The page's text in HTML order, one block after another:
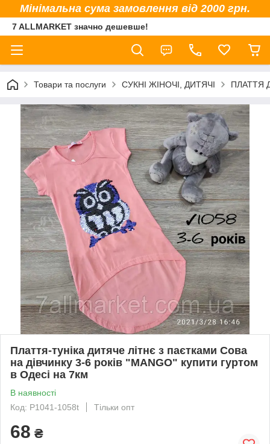
Мінімальна сума замовлення від 2000 грн.
7 ALLMARKET значно дешевше!
Товари та послуги СУКНІ ЖІНОЧІ, ДИТЯЧІ ПЛАТТЯ
Плаття-туніка дитяче літнє з паєтками Сова
на дівчинку 3-6 років "MANGO" купити гуртом
в Одесі на 7км
В наявності
Код: P1041-1058t
Тільки опт
68 ₴